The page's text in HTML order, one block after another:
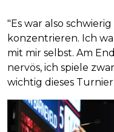
"Es war also
konzentrieren. Ich
mit mir selbst. Am
nervös, ich spiele
wichtig dieses